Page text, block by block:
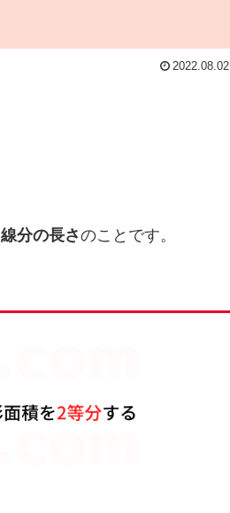
2022.08.02
分の長さのことです。